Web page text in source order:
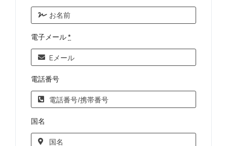
電子メール*
電話番号
国名